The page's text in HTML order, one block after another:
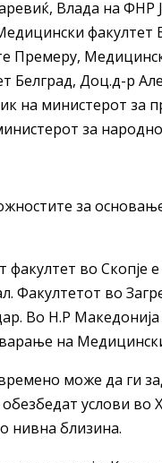
Влада на ФНР
Премеру,
Белград, Доц.д-р
на министерот за
за
за
во Скопје
Факултетот во
Во Н.Р
на
може да ги
услови
нивна близина.